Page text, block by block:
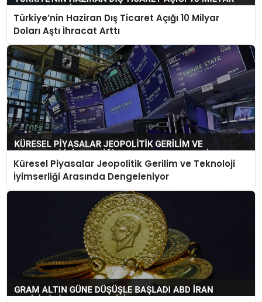
Türkiye’nin Haziran Dış Ticaret Açığı 10 Milyar
Doları Aştı İhracat Arttı
Küresel Piyasalar Jeopolitik Gerilim ve Teknoloji
İyimserliği Arasında Dengeleniyor